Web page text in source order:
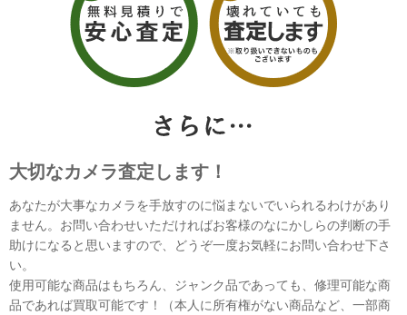
大切なカメラ査定します！
あなたが大事なカメラを手放すのに悩まないでいられるわけがあり
ません。お問い合わせいただければお客様のなにかしらの判断の手
助けになると思いますので、どうぞ一度お気軽にお問い合わせ下さ
い。
使用可能な商品はもちろん、ジャンク品であっても、修理可能な商
品であれば買取可能です！（本人に所有権がない商品など、一部商